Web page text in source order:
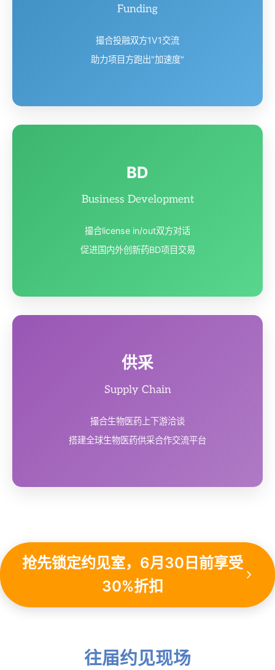
Funding
撮合投融双方1V1交流
助力项目方跑出"加速度"
BD
Business Development
撮合license in/out双方对话
促进国内外创新药BD项目交易
供采
Supply Chain
撮合生物医药上下游洽谈
搭建全球生物医药供采合作交流平台
抢先锁定约见室，6月30日前享受
30%折扣
往届约见现场